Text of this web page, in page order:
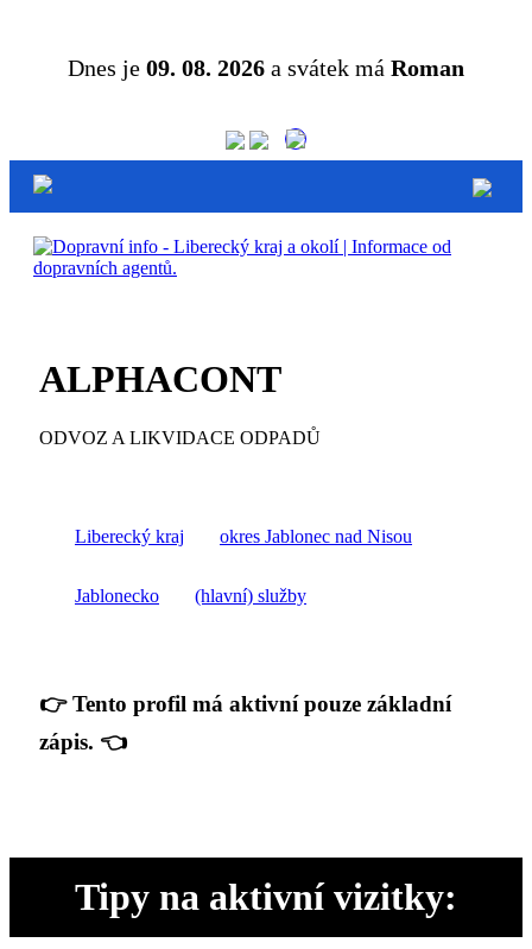
Dnes je 09. 08. 2026 a svátek má Roman
ALPHACONT
ODVOZ A LIKVIDACE ODPADŮ
Liberecký kraj okres Jablonec nad Nisou
Jablonecko (hlavní) služby
👉 Tento profil má aktivní pouze základní
zápis. 👈
Tipy na aktivní vizitky: